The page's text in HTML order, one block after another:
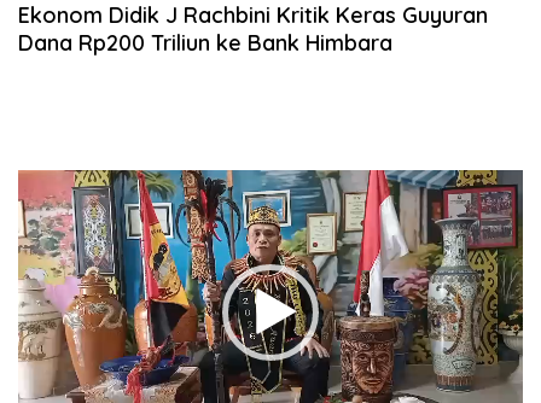
Ekonom Didik J Rachbini Kritik Keras Guyuran
Dana Rp200 Triliun ke Bank Himbara
Pemutar
Video